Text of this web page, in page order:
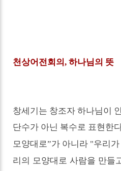
천상어전회의, 하나님의 뜻
창세기는 창조자 하나님이
단수가 아닌 복수로 표현한
모양대로”가 아니라 "우리가
리의 모양대로 사람을 만들